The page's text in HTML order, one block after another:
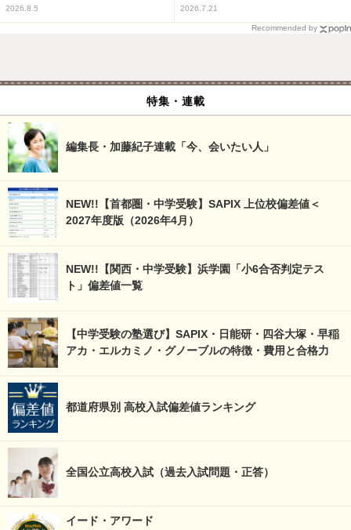
2026.8.5 2026.7.21
Recommended by
特集・連載
編集長・加藤紀子連載「今、会いたい人」
NEW!!【首都圏・中学受験】SAPIX 上位校偏差値＜
2027年度版（2026年4月）
NEW!!【関西・中学受験】浜学園「小6合否判定テス
ト」偏差値一覧
【中学受験の塾選び】SAPIX・日能研・四谷大塚・早稲
アカ・エルカミノ・グノーブルの特徴・費用と合格力
都道府県別 高校入試偏差値ランキング
全国公立高校入試（過去入試問題・正答）
イード・アワード